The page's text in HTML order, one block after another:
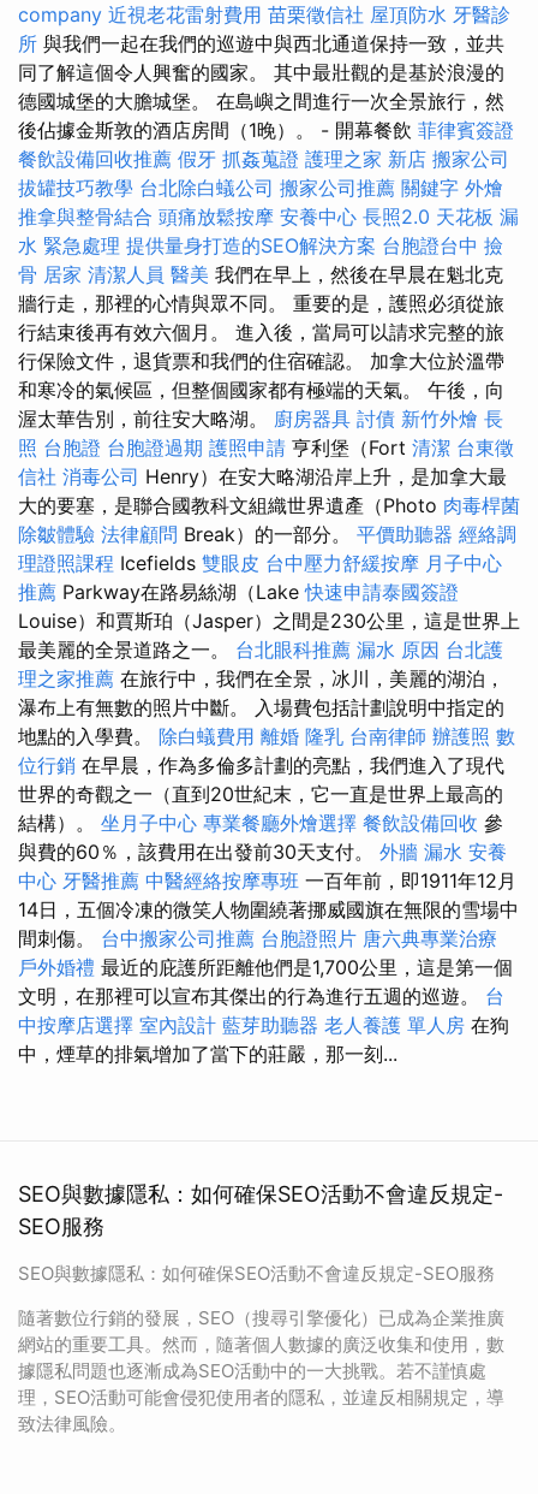
company 近視老花雷射費用 苗栗徵信社 屋頂防水 牙醫診
所 與我們一起在我們的巡遊中與西北通道保持一致，並共
同了解這個令人興奮的國家。 其中最壯觀的是基於浪漫的
德國城堡的大膽城堡。 在島嶼之間進行一次全景旅行，然
後佔據金斯敦的酒店房間（1晚）。 - 開幕餐飲 菲律賓簽證
餐飲設備回收推薦 假牙 抓姦蒐證 護理之家 新店 搬家公司
拔罐技巧教學 台北除白蟻公司 搬家公司推薦 關鍵字 外燴
推拿與整骨結合 頭痛放鬆按摩 安養中心 長照2.0 天花板 漏
水 緊急處理 提供量身打造的SEO解決方案 台胞證台中 撿
骨 居家 清潔人員 醫美 我們在早上，然後在早晨在魁北克
牆行走，那裡的心情與眾不同。 重要的是，護照必須從旅
行結束後再有效六個月。 進入後，當局可以請求完整的旅
行保險文件，退貨票和我們的住宿確認。 加拿大位於溫帶
和寒冷的氣候區，但整個國家都有極端的天氣。 午後，向
渥太華告別，前往安大略湖。 廚房器具 討債 新竹外燴 長
照 台胞證 台胞證過期 護照申請 亨利堡（Fort 清潔 台東徵
信社 消毒公司 Henry）在安大略湖沿岸上升，是加拿大最
大的要塞，是聯合國教科文組織世界遺產（Photo 肉毒桿菌
除皺體驗 法律顧問 Break）的一部分。 平價助聽器 經絡調
理證照課程 Icefields 雙眼皮 台中壓力舒緩按摩 月子中心
推薦 Parkway在路易絲湖（Lake快速申請泰國簽證
Louise）和賈斯珀（Jasper）之間是230公里，這是世界上
最美麗的全景道路之一。 台北眼科推薦 漏水 原因 台北護
理之家推薦 在旅行中，我們在全景，冰川，美麗的湖泊，
瀑布上有無數的照片中斷。 入場費包括計劃說明中指定的
地點的入學費。 除白蟻費用 離婚 隆乳 台南律師 辦護照 數
位行銷 在早晨，作為多倫多計劃的亮點，我們進入了現代
世界的奇觀之一（直到20世紀末，它一直是世界上最高的
結構）。 坐月子中心 專業餐廳外燴選擇 餐飲設備回收 參
與費的60％，該費用在出發前30天支付。 外牆 漏水 安養
中心 牙醫推薦 中醫經絡按摩專班 一百年前，即1911年12月
14日，五個冷凍的微笑人物圍繞著挪威國旗在無限的雪場中
間刺傷。 台中搬家公司推薦 台胞證照片 唐六典專業治療
戶外婚禮 最近的庇護所距離他們是1,700公里，這是第一個
文明，在那裡可以宣布其傑出的行為進行五週的巡遊。 台
中按摩店選擇 室內設計 藍芽助聽器 老人養護 單人房 在狗
中，煙草的排氣增加了當下的莊嚴，那一刻...
SEO與數據隱私：如何確保SEO活動不會違反規定-
SEO服務
SEO與數據隱私：如何確保SEO活動不會違反規定-SEO服務
隨著數位行銷的發展，SEO（搜尋引擎優化）已成為企業推廣
網站的重要工具。然而，隨著個人數據的廣泛收集和使用，數
據隱私問題也逐漸成為SEO活動中的一大挑戰。若不謹慎處
理，SEO活動可能會侵犯使用者的隱私，並違反相關規定，導
致法律風險。